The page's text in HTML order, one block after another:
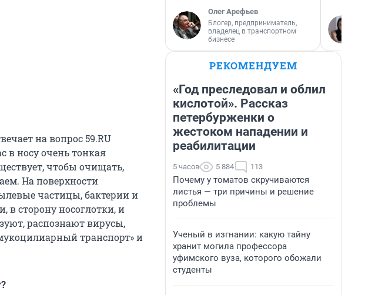
на вопрос 59.RU
в носу очень тонкая
чтобы очищать,
На поверхности
частицы, бактерии и
в сторону носоглотки, и
распознают вирусы,
транспорт» и
Олег Арефьев
Блогер, предприниматель,
владелец в транспортном
бизнесе
РЕКОМЕНДУЕМ
«Год преследовал и облил
кислотой». Рассказ
петербурженки о
жестоком нападении и
реабилитации
5 часов 5 884 113
Почему у томатов скручиваются
листья — три причины и решение
проблемы
Ученый в изгнании: какую тайну
хранит могила профессора
уфимского вуза, которого обожали
студенты